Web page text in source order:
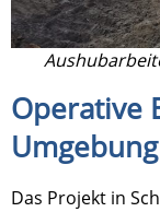
Operative
Umgebung
Das Projekt in